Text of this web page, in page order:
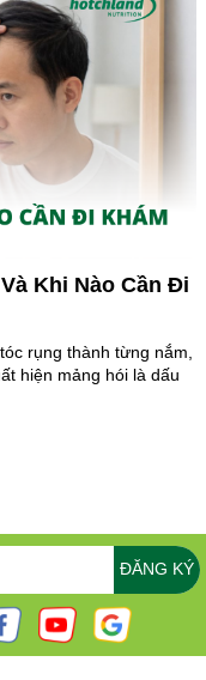
Khi Nào Cần Đi
rụng thành từng nắm,
hiện mảng hói là dấu
ĐĂNG KÝ